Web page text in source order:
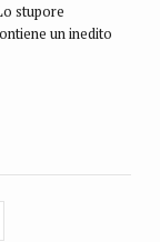
stupore
un inedito